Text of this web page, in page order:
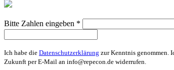
Bitte Zahlen eingeben *
Ich habe die Datenschutzerklärung zur Kenntnis genommen.
Zukunft per E-Mail an info@repecon.de widerrufen.